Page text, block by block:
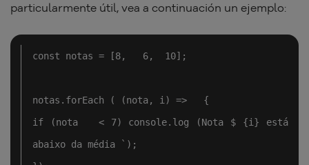
particularmente útil, vea a continuación un ejemplo:
const notas = [8,   6,  10];
notas.forEach ( (nota, i) =>   {
if (nota   < 7) console.log (Nota $ {i} está
abaixo da média `);